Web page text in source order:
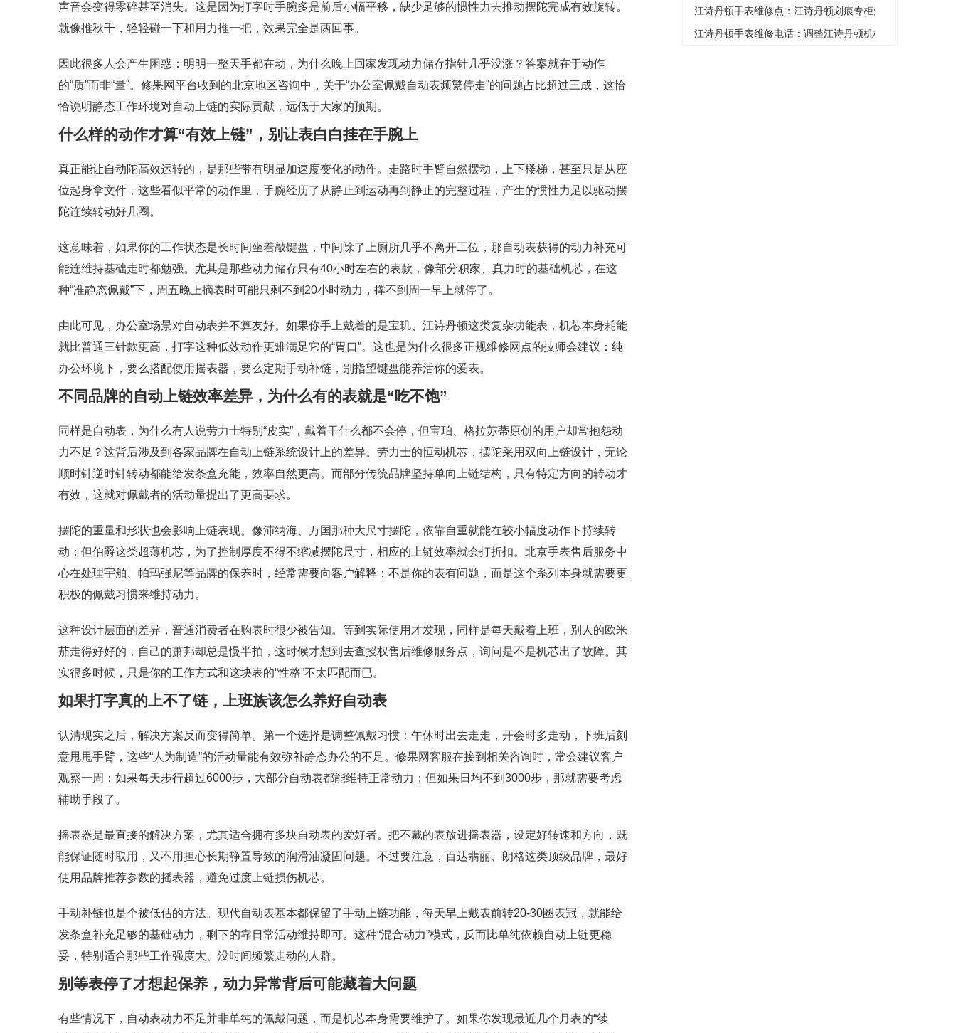
声音会变得零碎甚至消失。这是因为打字时手腕多是前后小幅平移，缺少足够的惯性力去推动摆陀完成有效旋转。
就像推秋千，轻轻碰一下和用力推一把，效果完全是两回事。
因此很多人会产生困惑：明明一整天手都在动，为什么晚上回家发现动力储存指针几乎没涨？答案就在于动作
的“质”而非“量”。修果网平台收到的北京地区咨询中，关于“办公室佩戴自动表频繁停走”的问题占比超过三成，这恰
恰说明静态工作环境对自动上链的实际贡献，远低于大家的预期。
什么样的动作才算“有效上链”，别让表白白挂在手腕上
真正能让自动陀高效运转的，是那些带有明显加速度变化的动作。走路时手臂自然摆动，上下楼梯，甚至只是从座
位起身拿文件，这些看似平常的动作里，手腕经历了从静止到运动再到静止的完整过程，产生的惯性力足以驱动摆
陀连续转动好几圈。
这意味着，如果你的工作状态是长时间坐着敲键盘，中间除了上厕所几乎不离开工位，那自动表获得的动力补充可
能连维持基础走时都勉强。尤其是那些动力储存只有40小时左右的表款，像部分积家、真力时的基础机芯，在这
种“准静态佩戴”下，周五晚上摘表时可能只剩不到20小时动力，撑不到周一早上就停了。
由此可见，办公室场景对自动表并不算友好。如果你手上戴着的是宝玑、江诗丹顿这类复杂功能表，机芯本身耗能
就比普通三针款更高，打字这种低效动作更难满足它的“胃口”。这也是为什么很多正规维修网点的技师会建议：纯
办公环境下，要么搭配使用摇表器，要么定期手动补链，别指望键盘能养活你的爱表。
不同品牌的自动上链效率差异，为什么有的表就是“吃不饱”
同样是自动表，为什么有人说劳力士特别“皮实”，戴着干什么都不会停，但宝珀、格拉苏蒂原创的用户却常抱怨动
力不足？这背后涉及到各家品牌在自动上链系统设计上的差异。劳力士的恒动机芯，摆陀采用双向上链设计，无论
顺时针逆时针转动都能给发条盒充能，效率自然更高。而部分传统品牌坚持单向上链结构，只有特定方向的转动才
有效，这就对佩戴者的活动量提出了更高要求。
摆陀的重量和形状也会影响上链表现。像沛纳海、万国那种大尺寸摆陀，依靠自重就能在较小幅度动作下持续转
动；但伯爵这类超薄机芯，为了控制厚度不得不缩减摆陀尺寸，相应的上链效率就会打折扣。北京手表售后服务中
心在处理宇舶、帕玛强尼等品牌的保养时，经常需要向客户解释：不是你的表有问题，而是这个系列本身就需要更
积极的佩戴习惯来维持动力。
这种设计层面的差异，普通消费者在购表时很少被告知。等到实际使用才发现，同样是每天戴着上班，别人的欧米
茄走得好好的，自己的萧邦却总是慢半拍，这时候才想到去查授权售后维修服务点，询问是不是机芯出了故障。其
实很多时候，只是你的工作方式和这块表的“性格”不太匹配而已。
如果打字真的上不了链，上班族该怎么养好自动表
认清现实之后，解决方案反而变得简单。第一个选择是调整佩戴习惯：午休时出去走走，开会时多走动，下班后刻
意甩甩手臂，这些“人为制造”的活动量能有效弥补静态办公的不足。修果网客服在接到相关咨询时，常会建议客户
观察一周：如果每天步行超过6000步，大部分自动表都能维持正常动力；但如果日均不到3000步，那就需要考虑
辅助手段了。
摇表器是最直接的解决方案，尤其适合拥有多块自动表的爱好者。把不戴的表放进摇表器，设定好转速和方向，既
能保证随时取用，又不用担心长期静置导致的润滑油凝固问题。不过要注意，百达翡丽、朗格这类顶级品牌，最好
使用品牌推荐参数的摇表器，避免过度上链损伤机芯。
手动补链也是个被低估的方法。现代自动表基本都保留了手动上链功能，每天早上戴表前转20-30圈表冠，就能给
发条盒补充足够的基础动力，剩下的靠日常活动维持即可。这种“混合动力”模式，反而比单纯依赖自动上链更稳
妥，特别适合那些工作强度大、没时间频繁走动的人群。
别等表停了才想起保养，动力异常背后可能藏着大问题
有些情况下，自动表动力不足并非单纯的佩戴问题，而是机芯本身需要维护了。如果你发现最近几个月表的“续
江诗丹顿手表维修点：江诗丹顿划痕专柜免费修复吗
江诗丹顿手表维修电话：调整江诗丹顿机械表日期的方式